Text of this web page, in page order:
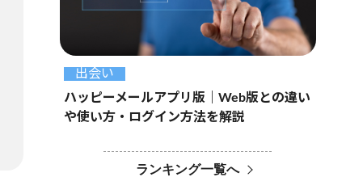
出会い
ハッピーメールアプリ版｜Web版との違い
や使い方・ログイン方法を解説
ランキング一覧へ